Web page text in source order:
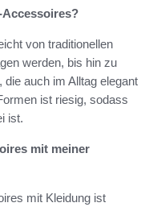
Accessoires?
von traditionellen
werden, bis hin zu
auch im Alltag elegant
ist riesig, sodass
ist.
mit meiner
mit Kleidung ist